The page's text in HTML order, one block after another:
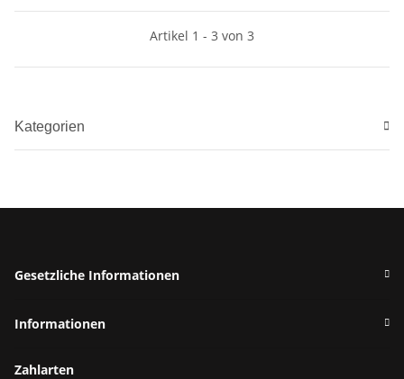
Artikel 1 - 3 von 3
Kategorien
Gesetzliche Informationen
Informationen
Zahlarten